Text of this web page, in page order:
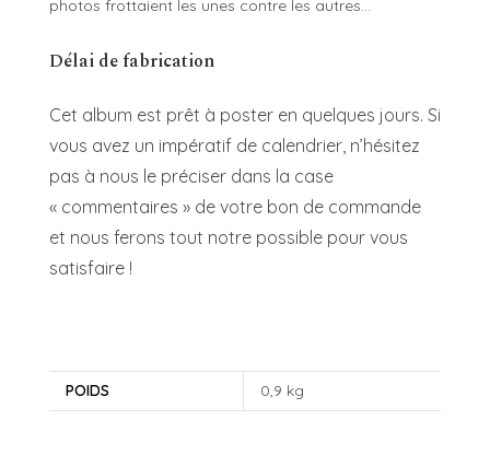
photos frottaient les unes contre les autres…
Délai de fabrication
Cet album est prêt à poster en quelques jours. Si
vous avez un impératif de calendrier, n’hésitez
pas à nous le préciser dans la case
« commentaires » de votre bon de commande
et nous ferons tout notre possible pour vous
satisfaire !
POIDS 0,9 kg